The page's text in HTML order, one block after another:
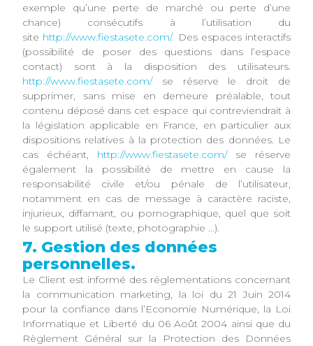
exemple qu’une perte de marché ou perte d’une
chance) consécutifs à l’utilisation du
site http://www.fiestasete.com/. Des espaces interactifs
(possibilité de poser des questions dans l’espace
contact) sont à la disposition des utilisateurs.
http://www.fiestasete.com/se réserve le droit de
supprimer, sans mise en demeure préalable, tout
contenu déposé dans cet espace qui contreviendrait à
la législation applicable en France, en particulier aux
dispositions relatives à la protection des données. Le
cas échéant, http://www.fiestasete.com/se réserve
également la possibilité de mettre en cause la
responsabilité civile et/ou pénale de l’utilisateur,
notamment en cas de message à caractère raciste,
injurieux, diffamant, ou pornographique, quel que soit
le support utilisé (texte, photographie …).
7. Gestion des données
personnelles.
Le Client est informé des réglementations concernant
la communication marketing, la loi du 21 Juin 2014
pour la confiance dans l’Economie Numérique, la Loi
Informatique et Liberté du 06 Août 2004 ainsi que du
Règlement Général sur la Protection des Données